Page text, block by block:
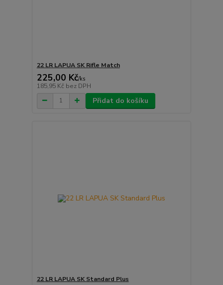
22 LR LAPUA SK Rifle Match
225,00 Kč/ks
185,95 Kč bez DPH
Přidat do košíku
22 LR LAPUA SK Standard Plus